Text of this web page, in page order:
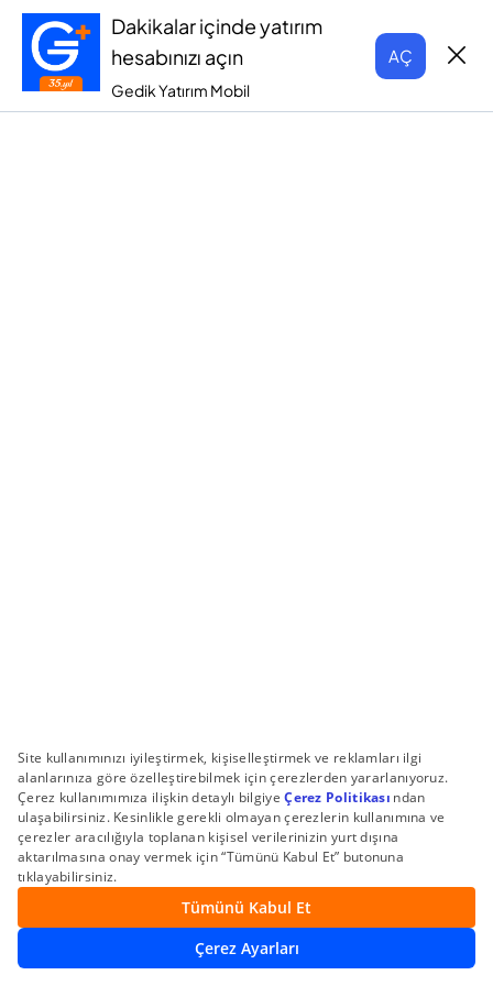
Dakikalar içinde yatırım
hesabınızı açın
Gedik Yatırım Mobil
AÇ